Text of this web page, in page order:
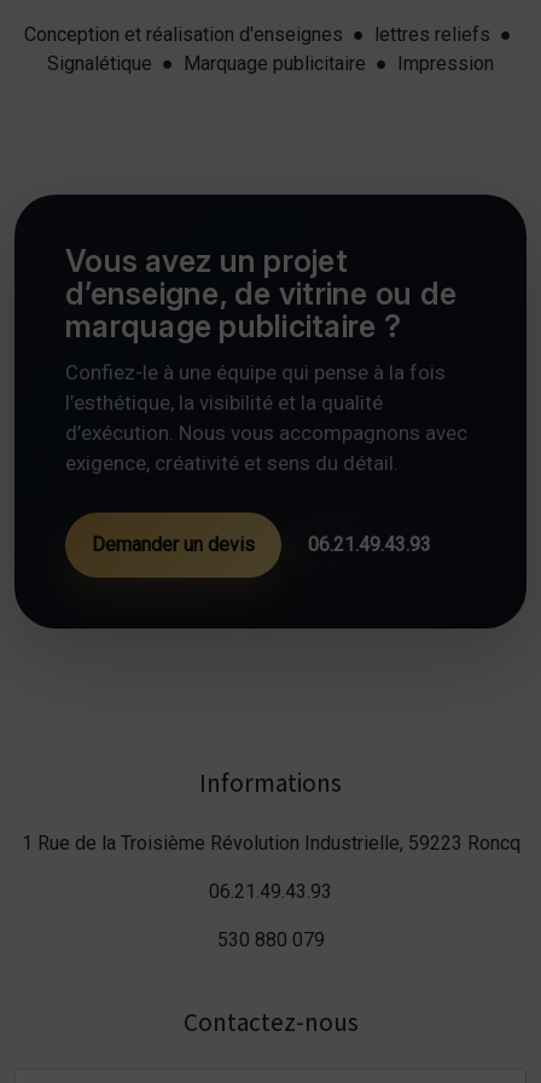
Conception et réalisation d'enseignes ● lettres reliefs ●
Signalétique ● Marquage publicitaire ● Impression
Vous avez un projet
d’enseigne, de vitrine ou de
marquage publicitaire ?
Confiez-le à une équipe qui pense à la fois
l’esthétique, la visibilité et la qualité
d’exécution. Nous vous accompagnons avec
exigence, créativité et sens du détail.
Demander un devis 06.21.49.43.93
Informations
1 Rue de la Troisième Révolution Industrielle, 59223 Roncq
06.21.49.43.93
530 880 079
Contactez-nous